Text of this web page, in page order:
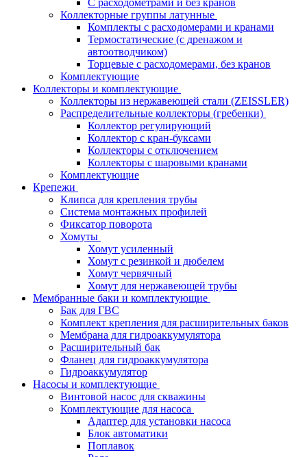
С расходометрами и без кранов
Коллекторные группы латунные
Комплекты с расходомерами и кранами
Термостатические (с дренажом и
автоотводчиком)
Торцевые с расходомерами, без кранов
Комплектующие
Коллекторы и комплектующие
Коллекторы из нержавеющей стали (ZEISSLER)
Распределительные коллекторы (гребенки)
Коллектор регулирующий
Коллектор с кран-буксами
Коллекторы с отключением
Коллекторы с шаровыми кранами
Комплектующие
Крепежи
Клипса для крепления трубы
Система монтажных профилей
Фиксатор поворота
Хомуты
Хомут усиленный
Хомут с резинкой и дюбелем
Хомут червячный
Хомут для нержавеющей трубы
Мембранные баки и комплектующие
Бак для ГВС
Комплект крепления для расширительных баков
Мембрана для гидроаккумулятора
Расширительный бак
Фланец для гидроаккумулятора
Гидроаккумулятор
Насосы и комплектующие
Винтовой насос для скважины
Комплектующие для насоса
Адаптер для установки насоса
Блок автоматики
Поплавок